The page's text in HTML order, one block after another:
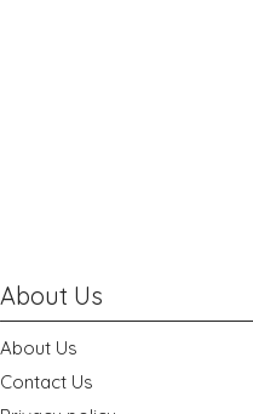
About Us
About Us
Contact Us